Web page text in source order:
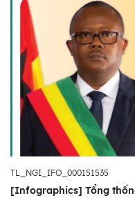
TL_NGI_IFO_000151535
[Infographics] Tổng